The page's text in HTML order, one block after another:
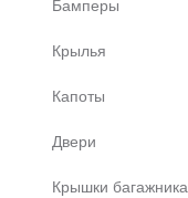
Бамперы
Крылья
Капоты
Двери
Крышки багажника